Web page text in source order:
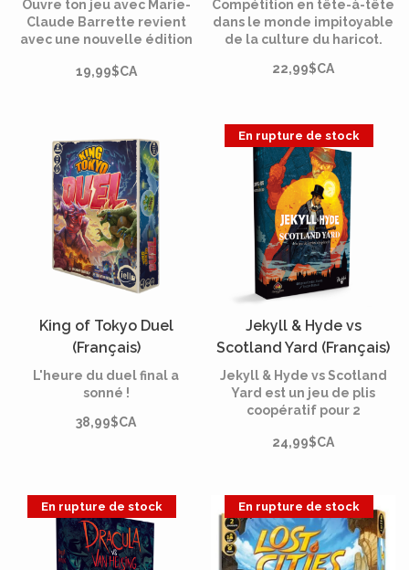
Ouvre ton jeu avec Marie-
Claude Barrette revient
avec une nouvelle édition
nouvelles occasions de
19,99$CA
Compétition en tête-à-tête
dans le monde impitoyable
de la culture du haricot.
22,99$CA
King of Tokyo Duel
(Français)
L'heure du duel final a
sonné !
38,99$CA
En rupture de stock
Jekyll & Hyde vs
Scotland Yard (Français)
Jekyll & Hyde vs Scotland
Yard est un jeu de plis
coopératif pour 2
24,99$CA
En rupture de stock En rupture de stock